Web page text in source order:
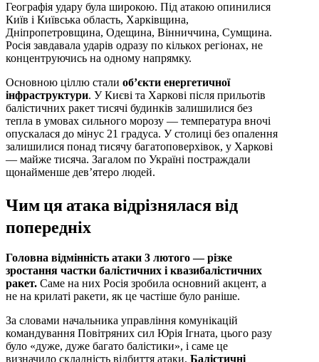
Географія удару була широкою. Під атакою опинилися
Київ і Київська область, Харківщина,
Дніпропетровщина, Одещина, Вінниччина, Сумщина.
Росія завдавала ударів одразу по кількох регіонах, не
концентруючись на одному напрямку.
Основною ціллю стали об’єкти енергетичної
інфраструктури. У Києві та Харкові після прильотів
балістичних ракет тисячі будинків залишилися без
тепла в умовах сильного морозу — температура вночі
опускалася до мінус 21 градуса. У столиці без опалення
залишилися понад тисячу багатоповерхівок, у Харкові
— майже тисяча. Загалом по Україні постраждали
щонайменше дев’ятеро людей.
Чим ця атака відрізнялася від
попередніх
Головна відмінність атаки 3 лютого — різке
зростання частки балістичних і квазибалістичних
ракет. Саме на них Росія зробила основний акцент, а
не на крилаті ракети, як це частіше було раніше.
За словами начальника управління комунікацій
командування Повітряних сил Юрія Ігната, цього разу
було «дуже, дуже багато балістики», і саме це
визначило складність відбиття атаки. Балістичні